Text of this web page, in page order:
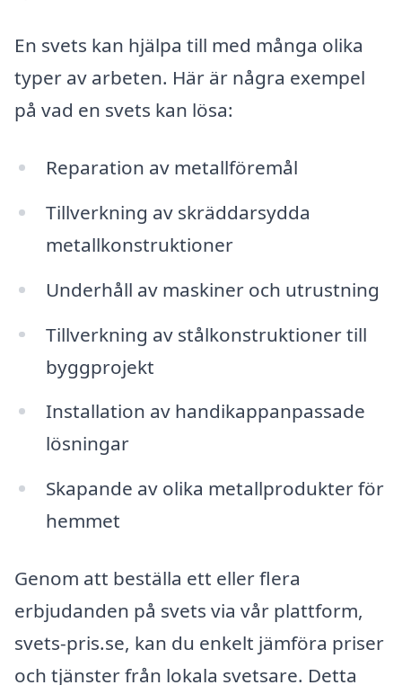
En svets kan hjälpa till med många olika
typer av arbeten. Här är några exempel
på vad en svets kan lösa:
Reparation av metallföremål
Tillverkning av skräddarsydda
metallkonstruktioner
Underhåll av maskiner och utrustning
Tillverkning av stålkonstruktioner till
byggprojekt
Installation av handikappanpassade
lösningar
Skapande av olika metallprodukter för
hemmet
Genom att beställa ett eller flera
erbjudanden på svets via vår plattform,
svets-pris.se, kan du enkelt jämföra priser
och tjänster från lokala svetsare. Detta